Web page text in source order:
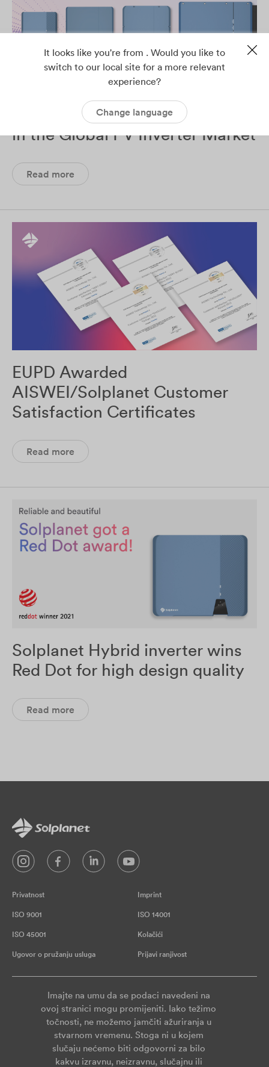
AISWEI/Solplanet Surges to 9th
in the Global PV Inverter Market
Read more
EUPD Awarded
AISWEI/Solplanet Customer
Satisfaction Certificates
Read more
Solplanet Hybrid inverter wins
Red Dot for high design quality
Read more
Privatnost Imprint
ISO 9001 ISO 14001
ISO 45001 Kolačići
Ugovor o pružanju usluga Prijavi ranjivost
Imajte na umu da se podaci navedeni na
ovoj stranici mogu promijeniti. Iako težimo
točnosti, ne možemo jamčiti ažuriranja u
stvarnom vremenu. Stoga ni u kojem
slučaju nećemo biti odgovorni za bilo
kakvu izravnu, neizravnu, slučajnu ili
It looks like you're from . Would you like to
switch to our local site for a more relevant
experience?
Change language